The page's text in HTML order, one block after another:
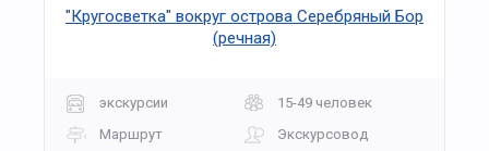
"Кругосветка" вокруг острова Серебряный Бор
(речная)
экскурсии
15-49 человек
Маршрут
Экскурсовод